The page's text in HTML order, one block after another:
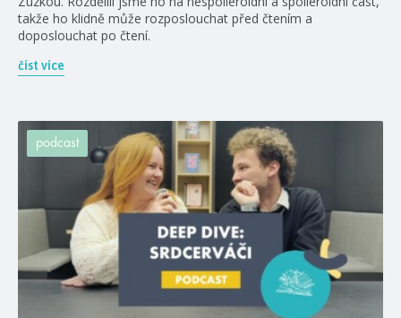
takže ho klidně může rozposlouchat před čtením a
doposlouchat po čtení.
číst více
podcast